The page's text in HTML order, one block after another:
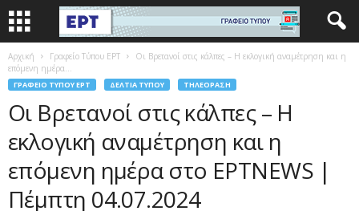
Αρχική Γραφείο Τύπου ΕΡΤ
Οι Βρετανοί στις κάλπες – Η εκλογική αναμέτρηση και η
επόμενη ημέρα...
ΓΡΑΦΕΊΟ ΤΎΠΟΥ ΕΡΤ ΔΕΛΤΊΑ ΤΎΠΟΥ ΤΗΛΕΌΡΑΣΗ
Οι Βρετανοί στις κάλπες – Η
εκλογική αναμέτρηση και η
επόμενη ημέρα στο ΕΡΤNEWS |
Πέμπτη 04.07.2024